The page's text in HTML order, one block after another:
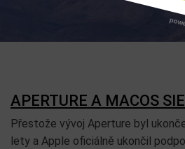
APERTURE A MACOS
Přestože vývoj Aperture byl
lety a Apple oficiálně ukončil